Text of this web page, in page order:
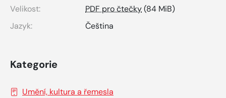
Velikost:
PDF pro čtečky(84 MiB)
Jazyk:
Čeština
Kategorie
Umění, kultura a řemesla